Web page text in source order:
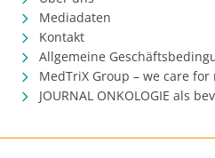
Mediadaten
Kontakt
Allgemeine
MedTriX Group – we care
JOURNAL ONKOLOGIE als